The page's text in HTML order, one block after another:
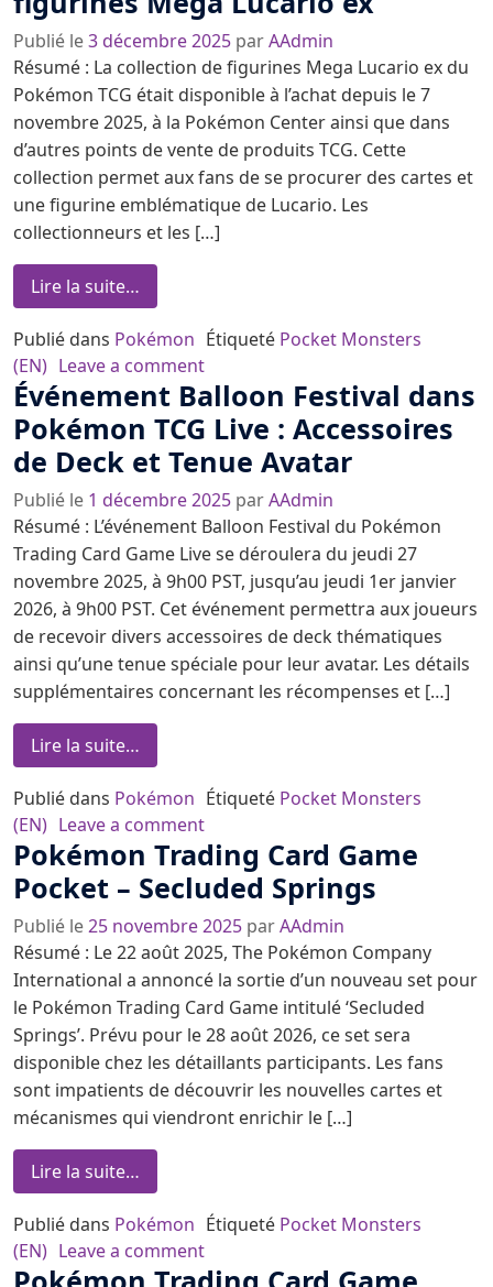
Publié le3 décembre 2025 parAAdmin
Résumé : La collection de figurines Mega Lucario ex du
Pokémon TCG était disponible à l’achat depuis le 7
novembre 2025, à la Pokémon Center ainsi que dans
d’autres points de vente de produits TCG. Cette
collection permet aux fans de se procurer des cartes et
une figurine emblématique de Lucario. Les
collectionneurs et les […]
Lire la suite…
Publié dans Pokémon Étiqueté Pocket Monsters
(EN) Leave a commenton Pokémon TCG : Collection de
Événement Balloon Festival dans
Pokémon TCG Live : Accessoires
de Deck et Tenue Avatar
Publié le 1 décembre 2025 parAAdmin
Résumé : L’événement Balloon Festival du Pokémon
Trading Card Game Live se déroulera du jeudi 27
novembre 2025, à 9h00 PST, jusqu’au jeudi 1er janvier
2026, à 9h00 PST. Cet événement permettra aux joueurs
de recevoir divers accessoires de deck thématiques
ainsi qu’une tenue spéciale pour leur avatar. Les détails
supplémentaires concernant les récompenses et […]
Lire la suite…
Publié dans Pokémon Étiqueté Pocket Monsters
(EN) Leave a commenton Événement Balloon Festival
Pokémon Trading Card Game
Pocket – Secluded Springs
Publié le25 novembre 2025 parAAdmin
Résumé : Le 22 août 2025, The Pokémon Company
International a annoncé la sortie d’un nouveau set pour
le Pokémon Trading Card Game intitulé ‘Secluded
Springs’. Prévu pour le 28 août 2026, ce set sera
disponible chez les détaillants participants. Les fans
sont impatients de découvrir les nouvelles cartes et
mécanismes qui viendront enrichir le […]
Lire la suite…
Publié dans Pokémon Étiqueté Pocket Monsters
(EN) Leave a commenton Pokémon Trading Card Game